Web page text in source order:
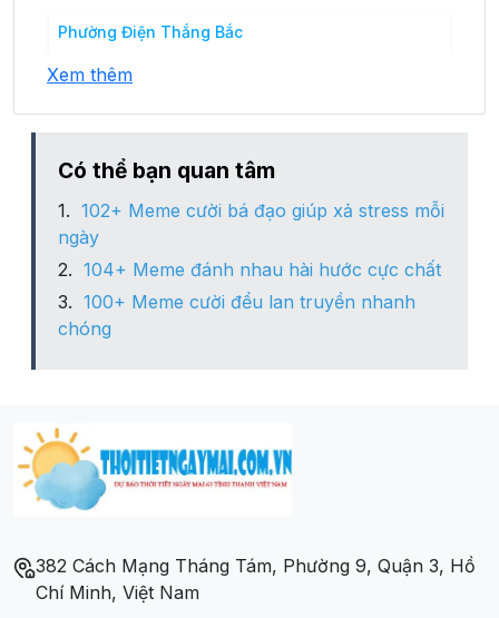
Phường Điện Thắng Bắc
Phường Vĩnh Điện
Xã Điện Hòa
Xã Điện Hồng
Xã Điện Phước
Xã Điện Thọ
Xem thêm
Có thể bạn quan tâm
102+ Meme cười bá đạo giúp xả stress mỗi
ngày
104+ Meme đánh nhau hài hước cực chất
100+ Meme cười đểu lan truyền nhanh
chóng
382 Cách Mạng Tháng Tám, Phường 9, Quận 3, Hồ
Chí Minh, Việt Nam